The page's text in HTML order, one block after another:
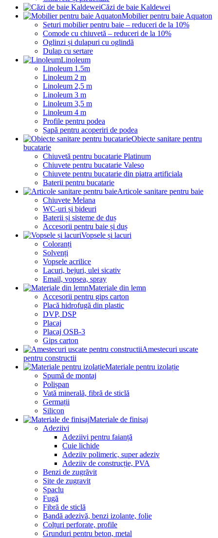
Căzi de baie Kaldewei
Mobilier pentru baie Aquaton
Seturi mobilier pentru baie – reduceri de la 10%
Comode cu chiuvetă – reduceri de la 10%
Oglinzi și dulapuri cu oglindă
Dulap cu sertare
Linoleum
Linoleum 1.5m
Linoleum 2 m
Linoleum 2,5 m
Linoleum 3 m
Linoleum 3,5 m
Linoleum 4 m
Profile pentru podea
Șapă pentru acoperiri de podea
Obiecte sanitare pentru
bucatarie
Chiuvetă pentru bucatarie Platinum
Chiuvete pentru bucatarie Valeso
Chiuvete pentru bucatarie din piatra artificiala
Baterii pentru bucatarie
Articole sanitare pentru baie
Chiuvete Melana
WC-uri și bideuri
Baterii și sisteme de duș
Accesorii pentru baie și duș
Vopsele și lacuri
Coloranți
Solvenți
Vopsele acrilice
Lacuri, bejuri, ulei sicativ
Email, vopsea, spray
Materiale din lemn
Accesorii pentru gips carton
Placă hidrofugă din plastic
DVP, DSP
Placaj
Placaj OSB-3
Gips carton
Amestecuri uscate
pentru constructii
Materiale pentru izolație
Spumă de montaj
Polișpan
Vată minerală, fibră de sticlă
Germații
Silicon
Materiale de finisaj
Adeziivi
Adeziivi pentru faianță
Cuie lichide
Adeziiv polimeric, super adeziv
Adeziiv de construcție, PVA
Benzi de zugrăvit
Site de zugravit
Șpaclu
Fugă
Fibră de sticlă
Bandă adezivă, benzi izolante, folie
Colțuri perforate, profile
Grunduri pentru beton, metal